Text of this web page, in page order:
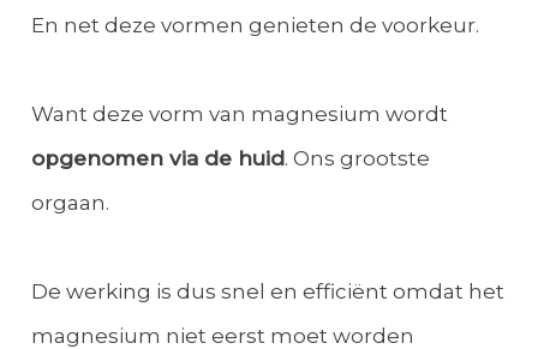
En net deze vormen genieten de voorkeur.
Want deze vorm van magnesium wordt
opgenomen via de huid. Ons grootste
orgaan.
De werking is dus snel en efficiënt omdat het
magnesium niet eerst moet worden